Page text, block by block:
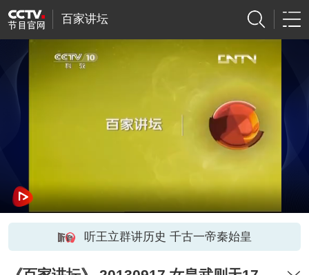
百家讲坛
听王立群讲历史 千古一帝秦始皇